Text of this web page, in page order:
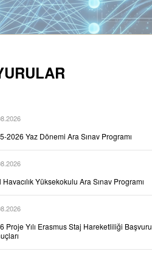
2026 Yaz Dönemi Ara Sınav Programı
Havacılık Yüksekokulu Ara Sınav Programı
Proje Yılı Erasmus Staj Hareketliliği Başvuru